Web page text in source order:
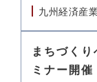
九州経済産
まちづく
ミナー開催